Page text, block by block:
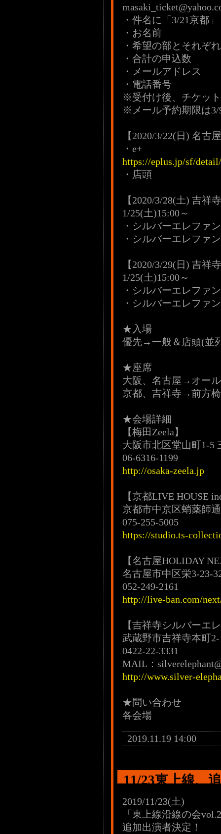
・件名に「3/21京都」
・お名前
・希望の部とそれぞ
・合計の申込数
・メールアドレス
・電話番号
※受付け後、チケッ
※メール予約期限は3/
【2020/3/22(日) 名古
・e+
https://eplus.jp/sf/
・店頭
【2020/3/28(土) 吉祥
1/25(土)15:00～
・シルバーエレファ
・シルバーエレファ
【2020/3/29(日) 吉祥
1/25(土)15:00～
・シルバーエレファ
・シルバーエレファ
★入場
優先→一般＆店頭(並
★座席
大阪、名古屋→オー
京都、吉祥寺→前方
★会場詳細
【梅田Zeela】
大阪市北区堂山町1-5
06-6316-1199
http://osaka-zeela.jp
【京都LIVE HOUSE
京都市中京区蛸薬師
075-255-5005
https://studio.ts-
【名古屋HOLIDAY
名古屋市中区栄3-23-
052-249-2161
http://live-ban.com/
【吉祥寺シルバーエ
武蔵野市吉祥寺本町2-
0422-22-3331
MAIL：
http://www.silver-
★問い合わせ
各会場
2019.11.19 14:00
11/23東上線、
2019/11/23(土)
「東上線沿線の会
追加出演者決定！